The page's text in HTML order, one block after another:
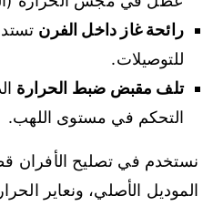
رائحة غاز داخل الفرن
للتوصيلات.
تلف مقبض ضبط الحرارة
التحكم في مستوى اللهب.
نستخدم في تصليح الأفران
الموديل الأصلي، ونعاير